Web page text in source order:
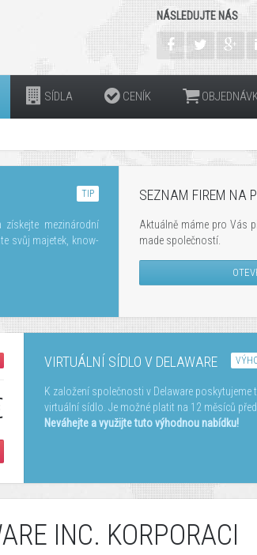
NÁSLEDUJTE NÁS
SÍDLA CENÍK
TIP
mezinárodní
svůj majetek, know-
SEZNAM FIREM NA
Aktuálně máme pro Vás
made společností.
VIRTUÁLNÍ SÍDLO V DELAWARE
K založení společnosti v Delaware poskytujeme
virtuální sídlo. Je možné platit na 12 měsíců
Neváhejte a využijte tuto výhodnou nabídku!
INC. KORPORACI